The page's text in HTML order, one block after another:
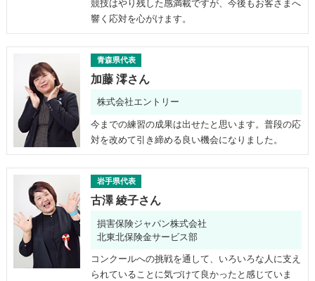
競技はやり残した感満載ですが、今後もお客さまへ
響く応対を心がけます。
青森県代表
加藤 澪さん
株式会社エントリー
今までの練習の成果は出せたと思います。普段の応
対を改めて引き締める良い機会になりました。
岩手県代表
古澤 綾子さん
損害保険ジャパン株式会社
北東北保険金サービス部
コンクールへの挑戦を通して、いろいろな人に支え
られていることに気づけて良かったと感じていま